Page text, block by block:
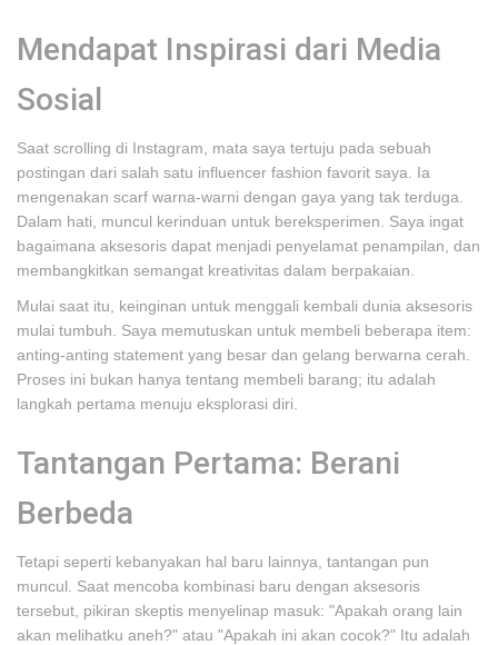
Mendapat Inspirasi dari Media
Sosial
Saat scrolling di Instagram, mata saya tertuju pada sebuah
postingan dari salah satu influencer fashion favorit saya. Ia
mengenakan scarf warna-warni dengan gaya yang tak terduga.
Dalam hati, muncul kerinduan untuk bereksperimen. Saya ingat
bagaimana aksesoris dapat menjadi penyelamat penampilan, dan
membangkitkan semangat kreativitas dalam berpakaian.
Mulai saat itu, keinginan untuk menggali kembali dunia aksesoris
mulai tumbuh. Saya memutuskan untuk membeli beberapa item:
anting-anting statement yang besar dan gelang berwarna cerah.
Proses ini bukan hanya tentang membeli barang; itu adalah
langkah pertama menuju eksplorasi diri.
Tantangan Pertama: Berani
Berbeda
Tetapi seperti kebanyakan hal baru lainnya, tantangan pun
muncul. Saat mencoba kombinasi baru dengan aksesoris
tersebut, pikiran skeptis menyelinap masuk: "Apakah orang lain
akan melihatku aneh?" atau "Apakah ini akan cocok?" Itu adalah